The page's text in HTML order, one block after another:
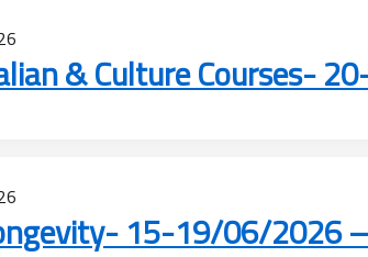
& Culture Courses-
15-19/06/2026